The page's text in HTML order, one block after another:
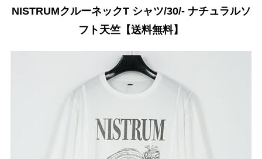
NISTRUMクルーネックT シャツ/30/- ナチュラルソ
フト天竺【送料無料】